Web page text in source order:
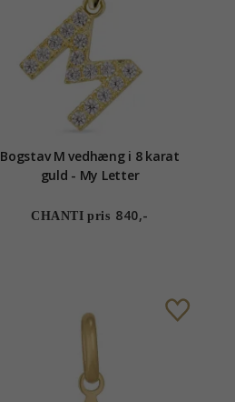
Bogstav M vedhæng i 8 karat
guld - My Letter
CHANTI pris 840,-